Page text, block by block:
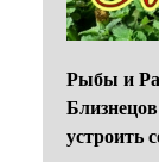
Рыбы и
устроить